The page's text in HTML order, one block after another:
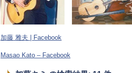
加藤 雅夫 | Facebook
Masao Kato – Facebook